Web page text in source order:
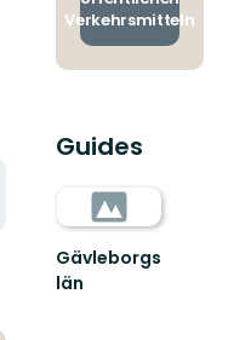
Verkehrsmitteln
Guides
Gävleborgs
län